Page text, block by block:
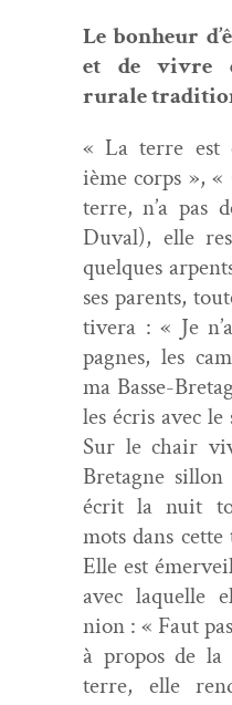
Le bon­heur
et de vivre
rurale
« La terre est
ième corps », «
terre, n’a pas
Duval), elle
quelques
ses par­ents,
tivera : « Je
pagnes, les
ma Basse-
les écris avec
Sur le chair
Bre­tagne
écrit la nuit
mots dans
Elle est
avec laque­lle
nion : « Faut
à pro­pos de
terre, elle